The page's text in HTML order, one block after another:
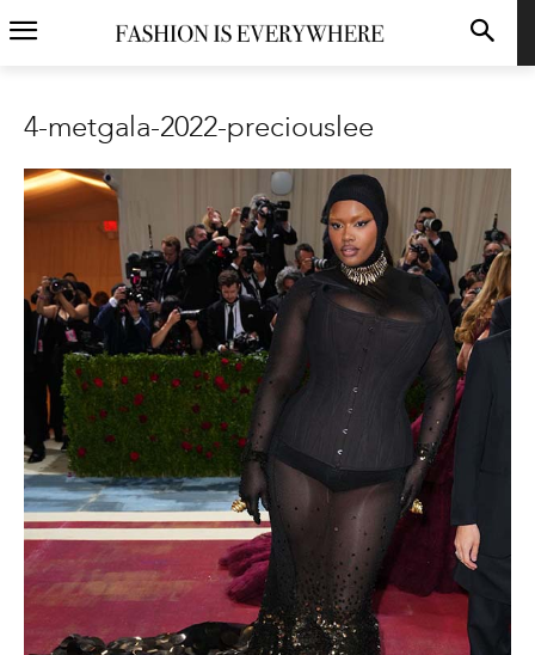
4-metgala-2022-preciouslee